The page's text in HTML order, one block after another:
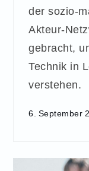
der sozio-
Akteur-
gebracht,
Technik in
verstehen.
6. September